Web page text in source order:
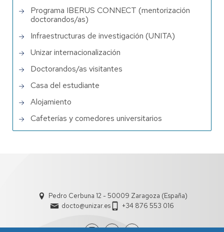
Programa IBERUS CONNECT (mentorización
doctorandos/as)
Infraestructuras de investigación (UNITA)
Unizar internacionalización
Doctorandos/as visitantes
Casa del estudiante
Alojamiento
Cafeterías y comedores universitarios
Pedro Cerbuna 12 - 50009 Zaragoza (España)
docto@unizar.es
+34 876 553 016